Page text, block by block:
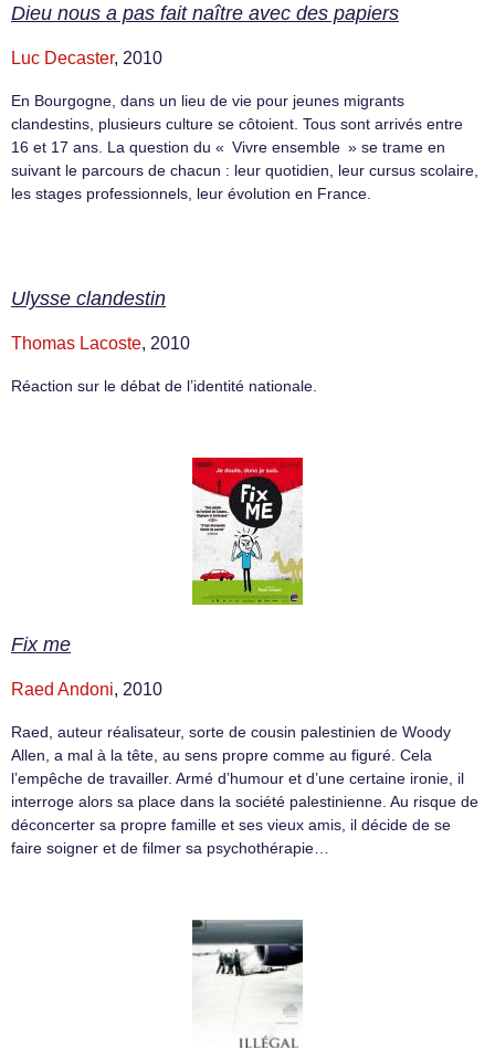
Dieu nous a pas fait naître avec des papiers
Luc Decaster, 2010
En Bourgogne, dans un lieu de vie pour jeunes migrants
clandestins, plusieurs culture se côtoient. Tous sont arrivés entre
16 et 17 ans. La question du « Vivre ensemble » se trame en
suivant le parcours de chacun : leur quotidien, leur cursus scolaire,
les stages professionnels, leur évolution en France.
Ulysse clandestin
Thomas Lacoste, 2010
Réaction sur le débat de l’identité nationale.
Fix me
Raed Andoni, 2010
Raed, auteur réalisateur, sorte de cousin palestinien de Woody
Allen, a mal à la tête, au sens propre comme au figuré. Cela
l’empêche de travailler. Armé d’humour et d’une certaine ironie, il
interroge alors sa place dans la société palestinienne. Au risque de
déconcerter sa propre famille et ses vieux amis, il décide de se
faire soigner et de filmer sa psychothérapie…